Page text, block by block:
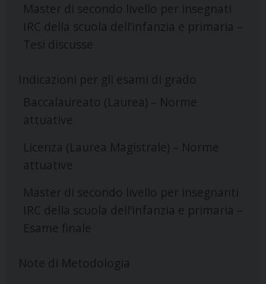
Master di secondo livello per insegnati
IRC della scuola dell’infanzia e primaria –
Tesi discusse
Indicazioni per gli esami di grado
Baccalaureato (Laurea) – Norme
attuative
Licenza (Laurea Magistrale) – Norme
attuative
Master di secondo livello per insegnanti
IRC della scuola dell’infanzia e primaria –
Esame finale
Note di Metodologia